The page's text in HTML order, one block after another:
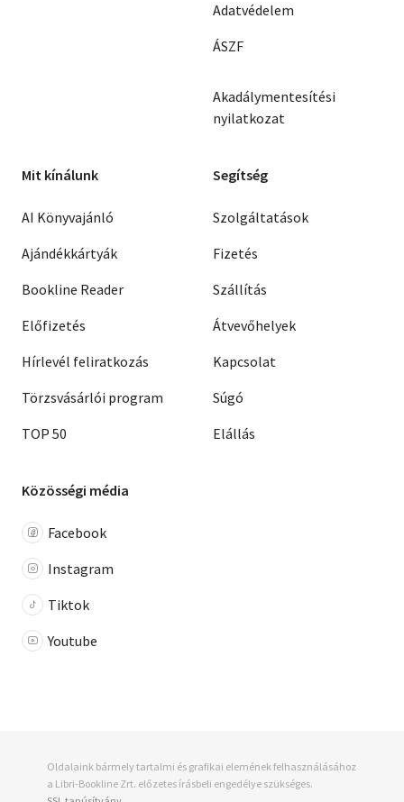
Adatvédelem
ÁSZF
Akadálymentesítési
nyilatkozat
Mit kínálunk
AI Könyvajánló
Ajándékkártyák
Bookline Reader
Előfizetés
Hírlevél feliratkozás
Törzsvásárlói program
TOP 50
Segítség
Szolgáltatások
Fizetés
Szállítás
Átvevőhelyek
Kapcsolat
Súgó
Elállás
Közösségi média
Facebook
Instagram
Tiktok
Youtube
Oldalaink bármely tartalmi és grafikai elemének felhasználásához
a Libri-Bookline Zrt. előzetes írásbeli engedélye szükséges.